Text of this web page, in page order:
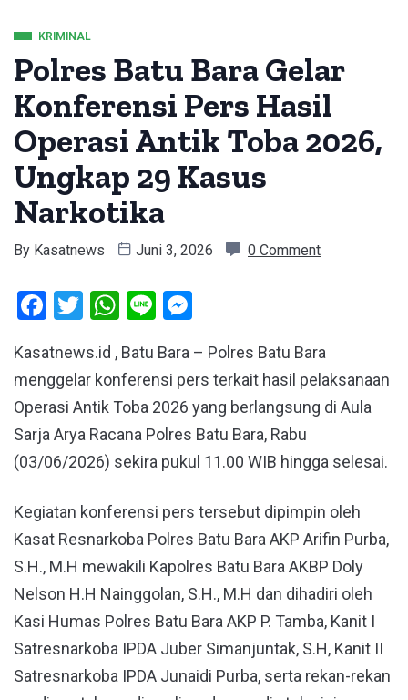
KRIMINAL
Polres Batu Bara Gelar
Konferensi Pers Hasil
Operasi Antik Toba 2026,
Ungkap 29 Kasus
Narkotika
By Kasatnews Juni 3, 2026 0 Comment
Facebook
Twitter
WhatsApp
Line
Kasatnews.id , Batu Bara – Polres Batu Bara
menggelar konferensi pers terkait hasil pelaksanaan
Operasi Antik Toba 2026 yang berlangsung di Aula
Sarja Arya Racana Polres Batu Bara, Rabu
(03/06/2026) sekira pukul 11.00 WIB hingga selesai.
Kegiatan konferensi pers tersebut dipimpin oleh
Kasat Resnarkoba Polres Batu Bara AKP Arifin Purba,
S.H., M.H mewakili Kapolres Batu Bara AKBP Doly
Nelson H.H Nainggolan, S.H., M.H dan dihadiri oleh
Kasi Humas Polres Batu Bara AKP P. Tamba, Kanit I
Satresnarkoba IPDA Juber Simanjuntak, S.H, Kanit II
Satresnarkoba IPDA Junaidi Purba, serta rekan-rekan